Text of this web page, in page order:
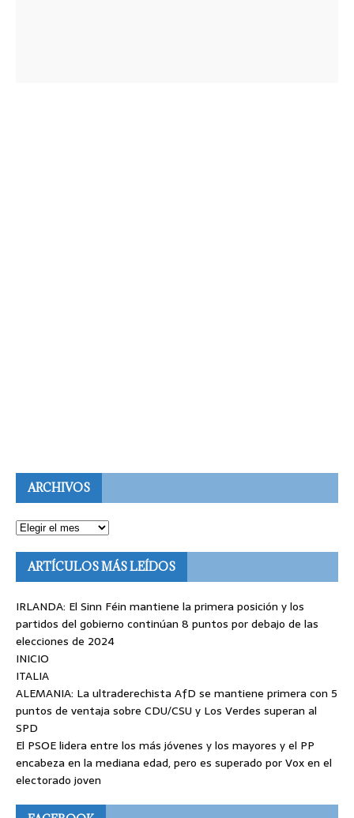
ARCHIVOS
ARTÍCULOS MÁS LEÍDOS
IRLANDA: El Sinn Féin mantiene la primera posición y los
partidos del gobierno continúan 8 puntos por debajo de las
elecciones de 2024
INICIO
ITALIA
ALEMANIA: La ultraderechista AfD se mantiene primera con 5
puntos de ventaja sobre CDU/CSU y Los Verdes superan al
SPD
El PSOE lidera entre los más jóvenes y los mayores y el PP
encabeza en la mediana edad, pero es superado por Vox en el
electorado joven